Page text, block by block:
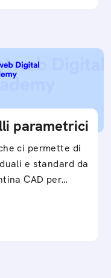
parametrici
ci permette di
e standard da
CAD per…